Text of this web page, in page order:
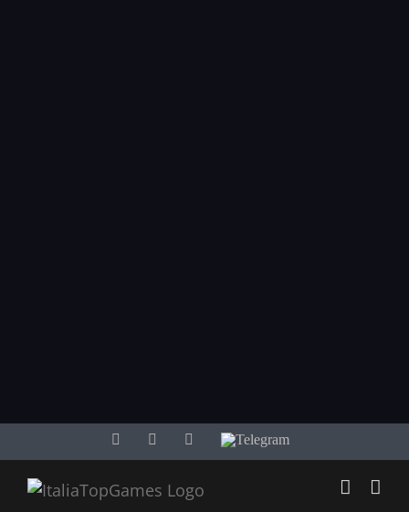
al
contenuto
FacebookTwitter YouTubeTelegram